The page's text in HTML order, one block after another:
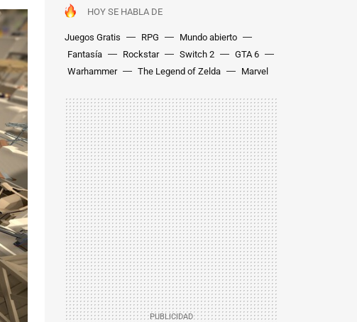
HOY SE HABLA DE
Juegos Gratis RPG
Mundo abierto
Fantasía
Rockstar Switch 2
GTA 6
Warhammer
The Legend of Zelda Marvel